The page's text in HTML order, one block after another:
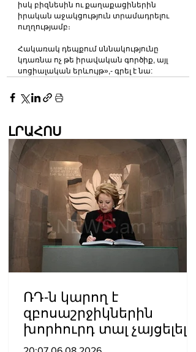
իսկ բիզնեսին ու քաղաքացիներին
իրական աջակցություն տրամադրելու
ուղղությամբ։
Հակառակ դեպքում սննակությունը
կդառնա ոչ թե իրավական գործիք, այլ
սոցիալական երևույթ»,- գրել է նա:
ԼՐԱՀՈՍ
ՌԴ-ն կարող է
զբոսաշրջիկներին
խորհուրդ տալ չայցելել
Հայաստան՝